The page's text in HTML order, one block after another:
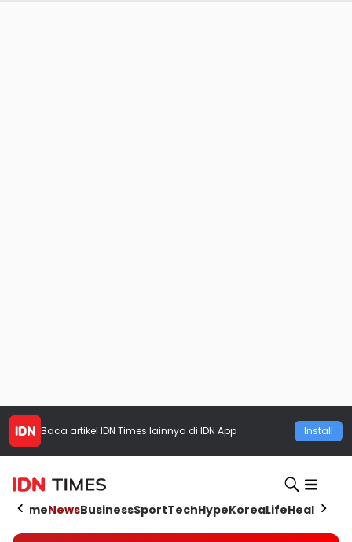
Baca artikel IDN Times lainnya di IDN App Install
HomeNewsBusinessSportTechHypeKoreaLifeHealth